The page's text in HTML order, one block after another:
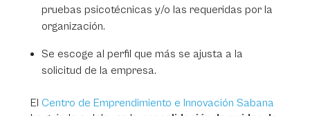
pruebas psicotécnicas y/o las requeridas por la
organización.
Se escoge al perfil que más se ajusta a la
solicitud de la empresa.
El Centro de Emprendimiento e Innovación Sabana